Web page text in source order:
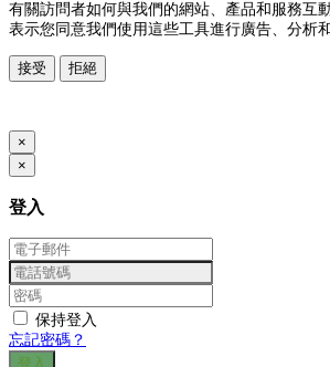
有關訪問者如何與我們的網站、產品和服務互
表示您同意我們使用這些工具進行廣告、分析和
接受 拒絕
×
×
登入
保持登入
忘記密碼？
登入